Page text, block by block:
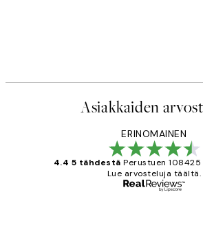
Asiakkaiden
ERINOMAINEN
4.4 5 tähdestä Perustuen
Lue arvosteluja täältä.